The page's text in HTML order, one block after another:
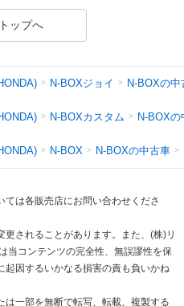
ップへ
N-BOXジョイ N-BOXの中
N-BOXカスタム N-BOXの
N-BOX N-BOXの中古車
は各販売店にお問い合わせくださ
されることがあります。また、(株)リ
当コンテンツの完全性、無誤謬性を保
因するいかなる損害の責も負いかね
一部を無断で転写、転載、複製する